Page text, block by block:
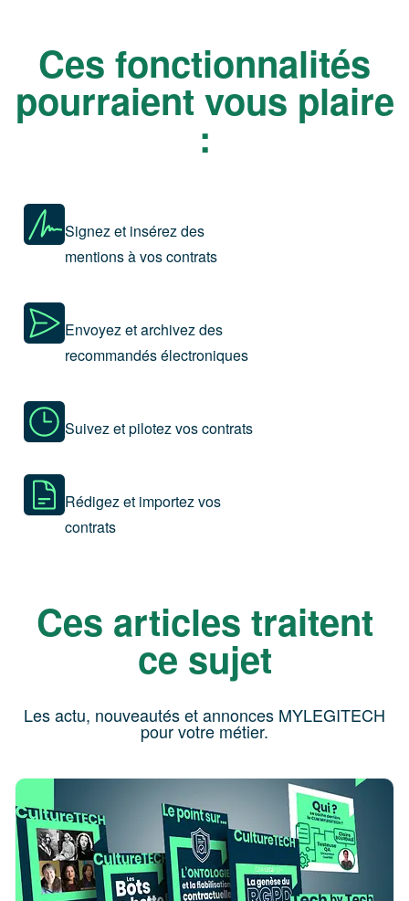
Ces fonctionnalités
pourraient vous plaire
:
Signez et insérez des
mentions à vos contrats
Envoyez et archivez des
recommandés électroniques
Suivez et pilotez vos contrats
Rédigez et importez vos
contrats
Ces articles traitent
ce sujet
Les actu, nouveautés et annonces MYLEGITECH
pour votre métier.